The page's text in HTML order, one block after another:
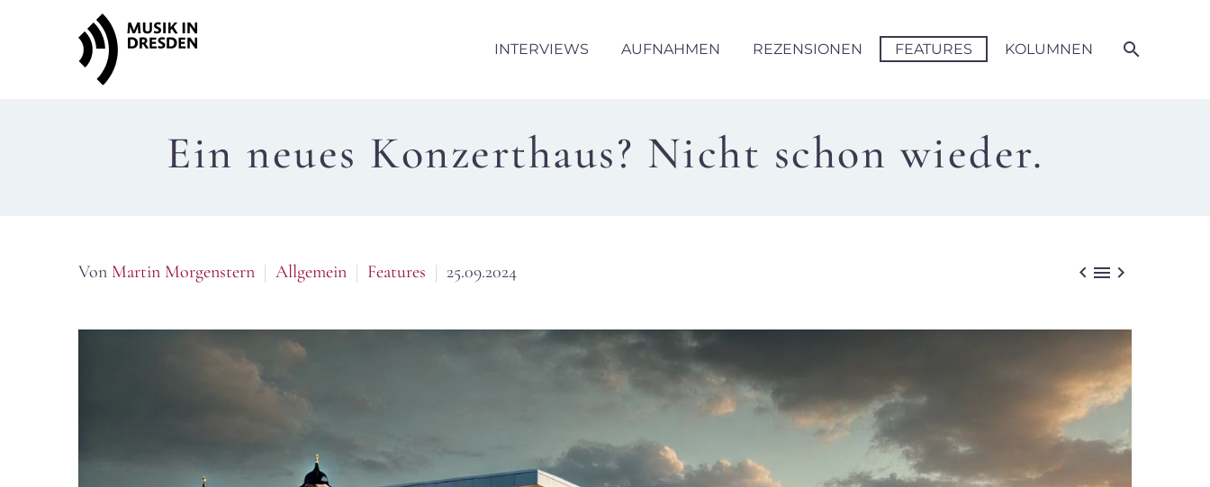
INTERVIEWS AUFNAHMEN REZENSIONEN FEATURES KOLUMNEN
Ein neues Konzerthaus? Nicht schon wieder.
  
Von Martin Morgenstern Allgemein Features 25.09.2024